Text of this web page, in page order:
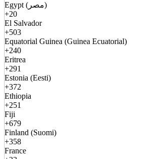
Egypt (مصر)
+20
El Salvador
+503
Equatorial Guinea (Guinea Ecuatorial)
+240
Eritrea
+291
Estonia (Eesti)
+372
Ethiopia
+251
Fiji
+679
Finland (Suomi)
+358
France